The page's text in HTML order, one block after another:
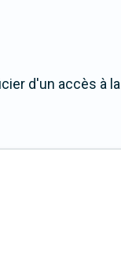
d'un accès à la